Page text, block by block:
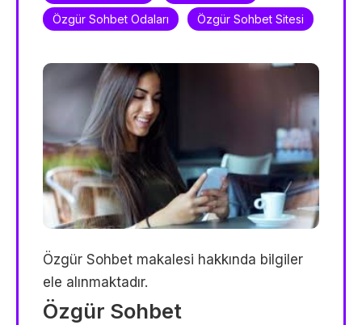
Özgür Sohbet Odaları
Özgür Sohbet Sitesi
Özgür Sohbet makalesi hakkında bilgiler
ele alınmaktadır.
Özgür Sohbet